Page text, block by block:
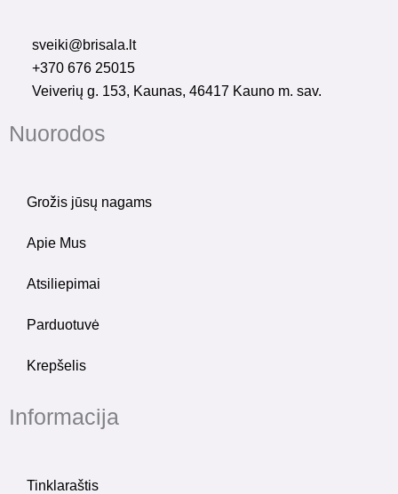
o
k
-
r
a
m
sveiki@brisala.lt
+370 676 25015
Veiverių g. 153, Kaunas, 46417 Kauno m. sav.
Nuorodos
Grožis jūsų nagams
Apie Mus
Atsiliepimai
Parduotuvė
Krepšelis
Informacija
Tinklaraštis